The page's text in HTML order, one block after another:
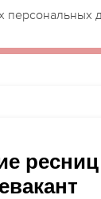
персональных